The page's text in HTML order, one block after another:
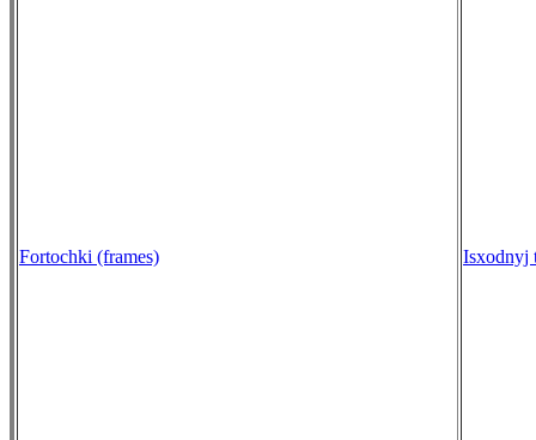
Fortochki (frames) Isxodnyj